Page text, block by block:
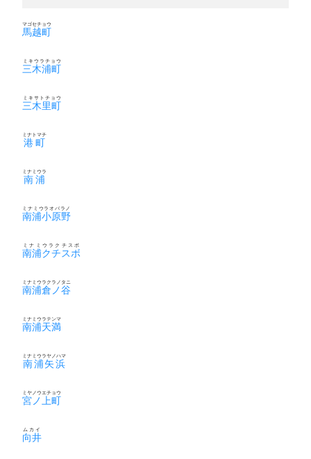
馬越町
マゴセチョウ
三木浦町
ミキウラチョウ
三木里町
ミキサトチョウ
港町
ミナトマチ
南浦
ミナミウラ
南浦小原野
ミナミウラオバラノ
南浦クチスボ
ミナミウラクチスボ
南浦倉ノ谷
ミナミウラクラノタニ
南浦天満
ミナミウラテンマ
南浦矢浜
ミナミウラヤノハマ
宮ノ上町
ミヤノウエチョウ
向井
ムカイ